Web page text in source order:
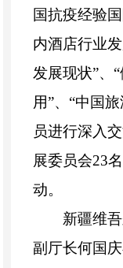
国抗疫经验
内酒店行业
发展现状”、
用”、“中国
员进行深入
展委员会23
动。
新疆维
副厅长何国